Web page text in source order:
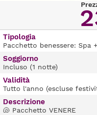
Tipologia
Pacchetto benessere: Spa
Soggiorno
Incluso (1 notte)
Validità
Tutto l'anno (escluse
Descrizione
🐚 Pacchetto VENERE